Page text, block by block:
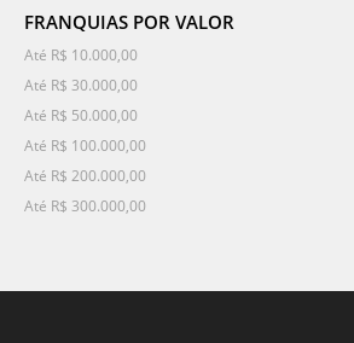
FRANQUIAS POR VALOR
Até R$ 10.000,00
Até R$ 30.000,00
Até R$ 50.000,00
Até R$ 100.000,00
Até R$ 200.000,00
Até R$ 300.000,00